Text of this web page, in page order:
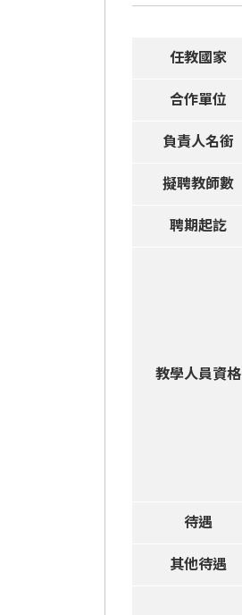
任教國家
合作單位
負責人名銜
擬聘教師數
聘期起訖
教學人員資格
待遇
其他待遇